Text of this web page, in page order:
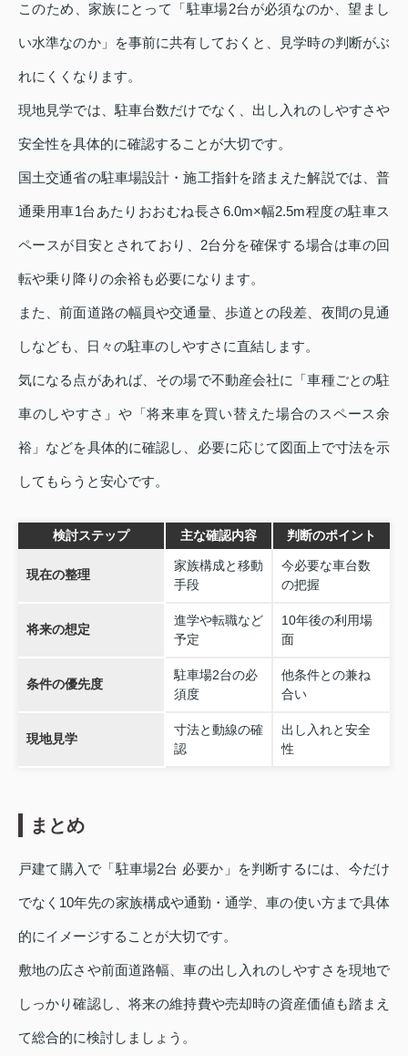
このため、家族にとって「駐車場2台が必須なのか、望まし
い水準なのか」を事前に共有しておくと、見学時の判断がぶ
れにくくなります。
現地見学では、駐車台数だけでなく、出し入れのしやすさや
安全性を具体的に確認することが大切です。
国土交通省の駐車場設計・施工指針を踏まえた解説では、普
通乗用車1台あたりおおむね長さ6.0m×幅2.5m程度の駐車ス
ペースが目安とされており、2台分を確保する場合は車の回
転や乗り降りの余裕も必要になります。
また、前面道路の幅員や交通量、歩道との段差、夜間の見通
しなども、日々の駐車のしやすさに直結します。
気になる点があれば、その場で不動産会社に「車種ごとの駐
車のしやすさ」や「将来車を買い替えた場合のスペース余
裕」などを具体的に確認し、必要に応じて図面上で寸法を示
してもらうと安心です。
検討ステップ 主な確認内容 判断のポイント
現在の整理
家族構成と移動
手段
今必要な車台数
の把握
将来の想定
進学や転職など
予定
10年後の利用場
面
条件の優先度
駐車場2台の必
須度
他条件との兼ね
合い
現地見学
寸法と動線の確
認
出し入れと安全
性
まとめ
戸建て購入で「駐車場2台 必要か」を判断するには、今だけ
でなく10年先の家族構成や通勤・通学、車の使い方まで具体
的にイメージすることが大切です。
敷地の広さや前面道路幅、車の出し入れのしやすさを現地で
しっかり確認し、将来の維持費や売却時の資産価値も踏まえ
て総合的に検討しましょう。